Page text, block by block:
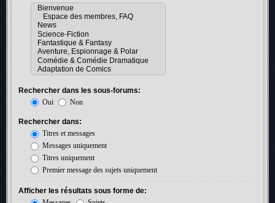
Rechercher dans les sous-forums:
Oui
Non
Rechercher dans:
Titres et messages
Messages uniquement
Titres uniquement
Premier message des sujets uniquement
Afficher les résultats sous forme de: